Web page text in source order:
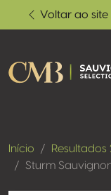
Voltar ao site
Início Resultados
Sturm